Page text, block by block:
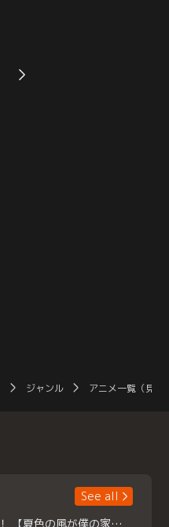
る忍ダチョウに成長していた。興味
津々の子ダチョウたちを前に、コン
ジャンル アニメ一覧（見放
See all
浮所飛貴主演！ 【夏色の風が僕の家にやってきた】 本日よりテラサで独占配信スタート！